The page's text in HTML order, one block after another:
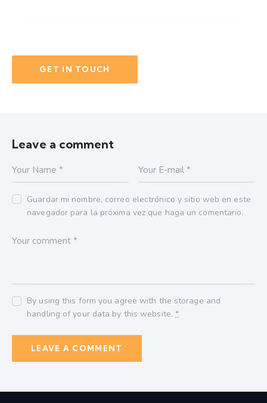
Leave a comment
Guardar mi nombre, correo electrónico y sitio web en este
navegador para la próxima vez que haga un comentario.
By using this form you agree with the storage and
handling of your data by this website.*